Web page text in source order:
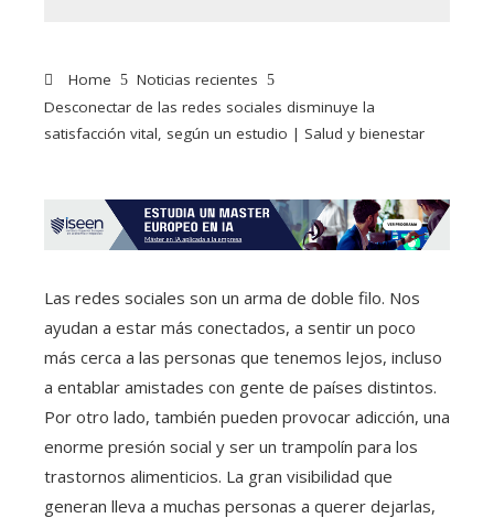
Home
Noticias recientes
Desconectar de las redes sociales disminuye la
satisfacción vital, según un estudio | Salud y bienestar
Las redes sociales son un arma de doble filo. Nos
ayudan a estar más conectados, a sentir un poco
más cerca a las personas que tenemos lejos, incluso
a entablar amistades con gente de países distintos.
Por otro lado, también pueden provocar adicción, una
enorme presión social y ser un trampolín para los
trastornos alimenticios. La gran visibilidad que
generan lleva a muchas personas a querer dejarlas,